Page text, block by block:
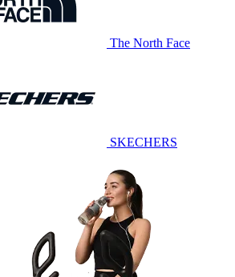
The North Face
SKECHERS